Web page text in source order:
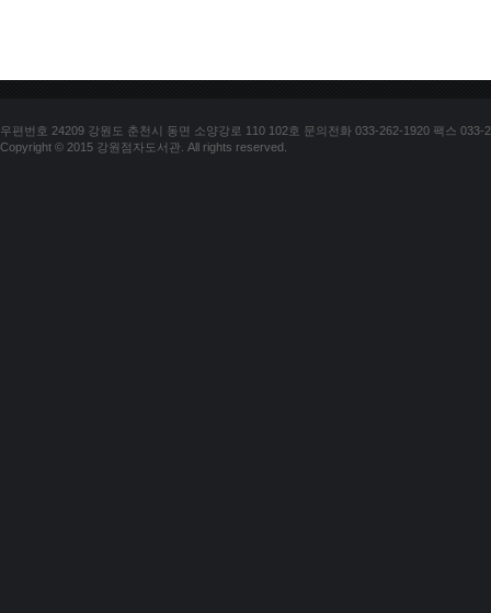
우편번호 24209 강원도 춘천시 동면 소양강로 110 102호 문의전화 033-262-1920 팩스 033-
Copyright © 2015 강원점자도서관. All rights reserved.